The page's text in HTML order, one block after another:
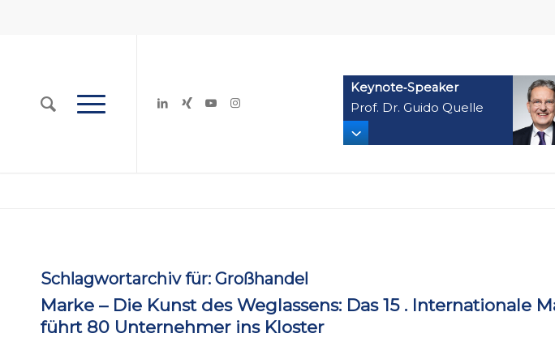
Keynote‑Speaker
Prof. Dr. Guido Quelle
Schlagwortarchiv für: Großhandel
Marke – Die Kunst des Weglassens: Das 15 . Internationale
führt 80 Unternehmer ins Kloster